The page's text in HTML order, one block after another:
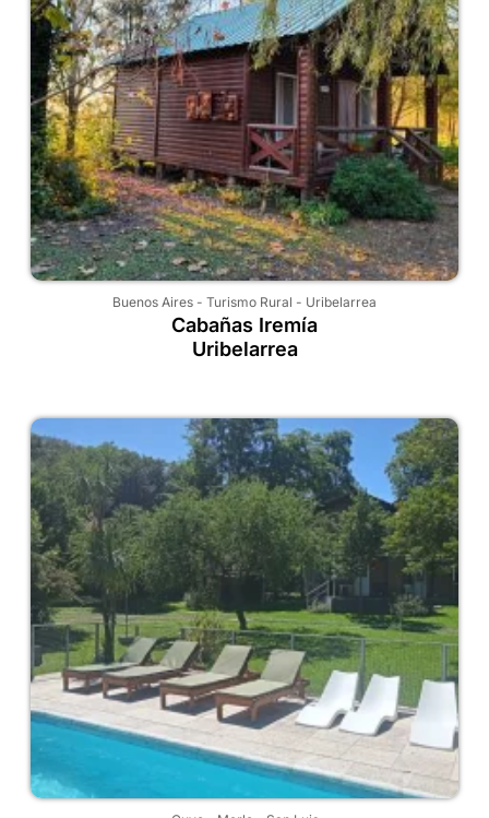
Buenos Aires - Turismo Rural - Uribelarrea
Cabañas Iremía
Uribelarrea